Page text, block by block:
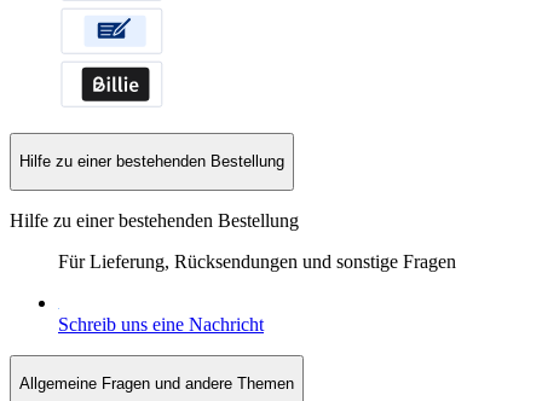
Hilfe zu einer bestehenden Bestellung
Hilfe zu einer bestehenden Bestellung
Für Lieferung, Rücksendungen und sonstige Fragen
Schreib uns eine Nachricht
Allgemeine Fragen und andere Themen